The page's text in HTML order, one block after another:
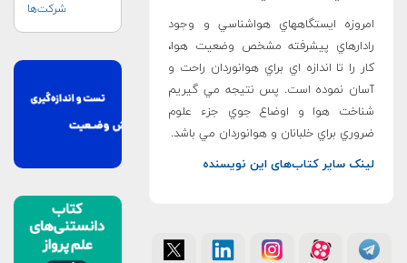
امروزه ايستگاههاي هواشناسي و وجود
رادارهاي پيشرفته مشخص وضعيت هوا،
كار را تا اندازه اي براي هوانوردان راحت و
آسان نموده است. پس نتيجه مي گيريم
شناخت هوا و اوضاع جوي جزء علوم
ضروري براي خلبانان و هوانوردان مي باشد.
لینک سایر کتاب‌های این نویسنده
شرکت‌ها